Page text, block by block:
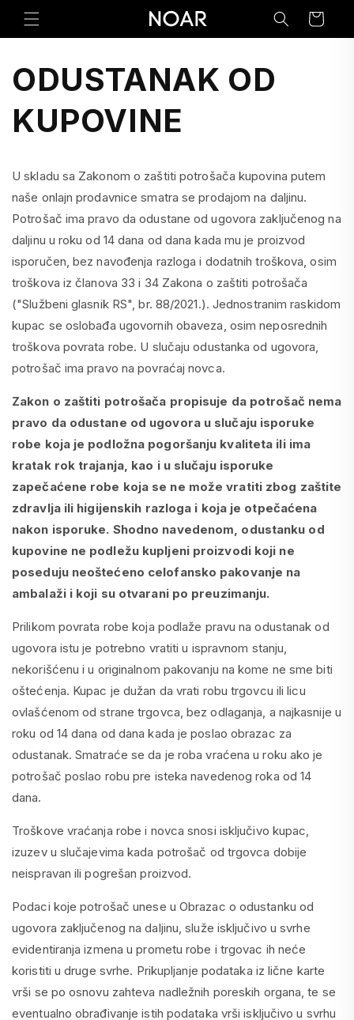
na
Korpa
ODUSTANAK OD
KUPOVINE
U skladu sa Zakonom o zaštiti potrošača kupovina putem
naše onlajn prodavnice smatra se prodajom na daljinu.
Potrošač ima pravo da odustane od ugovora zaključenog na
daljinu u roku od 14 dana od dana kada mu je proizvod
isporučen, bez navođenja razloga i dodatnih troškova, osim
troškova iz članova 33 i 34 Zakona o zaštiti potrošača
("Službeni glasnik RS", br. 88/2021.). Jednostranim raskidom
kupac se oslobađa ugovornih obaveza, osim neposrednih
troškova povrata robe. U slučaju odustanka od ugovora,
potrošač ima pravo na povraćaj novca.
Zakon o zaštiti potrošača propisuje da potrošač nema
pravo da odustane od ugovora u slučaju isporuke
robe koja je podložna pogoršanju kvaliteta ili ima
kratak rok trajanja, kao i u slučaju isporuke
zapečaćene robe koja se ne može vratiti zbog zaštite
zdravlja ili higijenskih razloga i koja je otpečaćena
nakon isporuke. Shodno navedenom, odustanku od
kupovine ne podležu kupljeni proizvodi koji ne
poseduju neoštećeno celofansko pakovanje na
ambalaži i koji su otvarani po preuzimanju.
Prilikom povrata robe koja podlaže pravu na odustanak od
ugovora istu je potrebno vratiti u ispravnom stanju,
nekorišćenu i u originalnom pakovanju na kome ne sme biti
oštećenja. Kupac je dužan da vrati robu trgovcu ili licu
ovlašćenom od strane trgovca, bez odlaganja, a najkasnije u
roku od 14 dana od dana kada je poslao obrazac za
odustanak. Smatraće se da je roba vraćena u roku ako je
potrošač poslao robu pre isteka navedenog roka od 14
dana.
Troškove vraćanja robe i novca snosi isključivo kupac,
izuzev u slučajevima kada potrošač od trgovca dobije
neispravan ili pogrešan proizvod.
Podaci koje potrošač unese u Obrazac o odustanku od
ugovora zaključenog na daljinu, služe isključivo u svrhe
evidentiranja izmena u prometu robe i trgovac ih neće
koristiti u druge svrhe. Prikupljanje podataka iz lične karte
vrši se po osnovu zahteva nadležnih poreskih organa, te se
eventualno obrađivanje istih podataka vrši isključivo u svrhu